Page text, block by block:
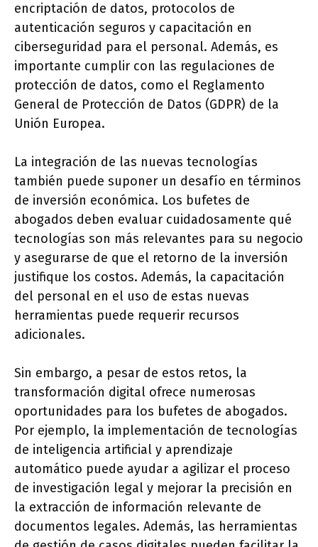
encriptación de datos, protocolos de
autenticación seguros y capacitación en
ciberseguridad para el personal. Además, es
importante cumplir con las regulaciones de
protección de datos, como el Reglamento
General de Protección de Datos (GDPR) de la
Unión Europea.
La integración de las nuevas tecnologías
también puede suponer un desafío en términos
de inversión económica. Los bufetes de
abogados deben evaluar cuidadosamente qué
tecnologías son más relevantes para su negocio
y asegurarse de que el retorno de la inversión
justifique los costos. Además, la capacitación
del personal en el uso de estas nuevas
herramientas puede requerir recursos
adicionales.
Sin embargo, a pesar de estos retos, la
transformación digital ofrece numerosas
oportunidades para los bufetes de abogados.
Por ejemplo, la implementación de tecnologías
de inteligencia artificial y aprendizaje
automático puede ayudar a agilizar el proceso
de investigación legal y mejorar la precisión en
la extracción de información relevante de
documentos legales. Además, las herramientas